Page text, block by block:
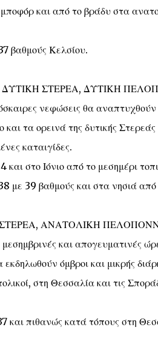
και από το βράδυ στα
βαθμούς Κελσίου.
ΔΥΤΙΚΗ ΣΤΕΡΕΑ, ΔΥΤΙΚΗ
νεφώσεις θα
και τα ορεινά της δυτικής
καταιγίδες.
και στο Ιόνιο από το μεσημέρι
με 39 βαθμούς και στα νησιά
ΑΝΑΤΟΛΙΚΗ
μεσημβρινές και απογευματινές
όμβροι και μικρής
στη Θεσσαλία και τις
και πιθανώς κατά τόπους στη